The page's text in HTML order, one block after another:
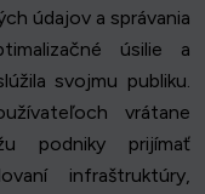
údajov a správania
úsilie a
svojmu publiku.
vrátane
podniky prijímať
infraštruktúry,